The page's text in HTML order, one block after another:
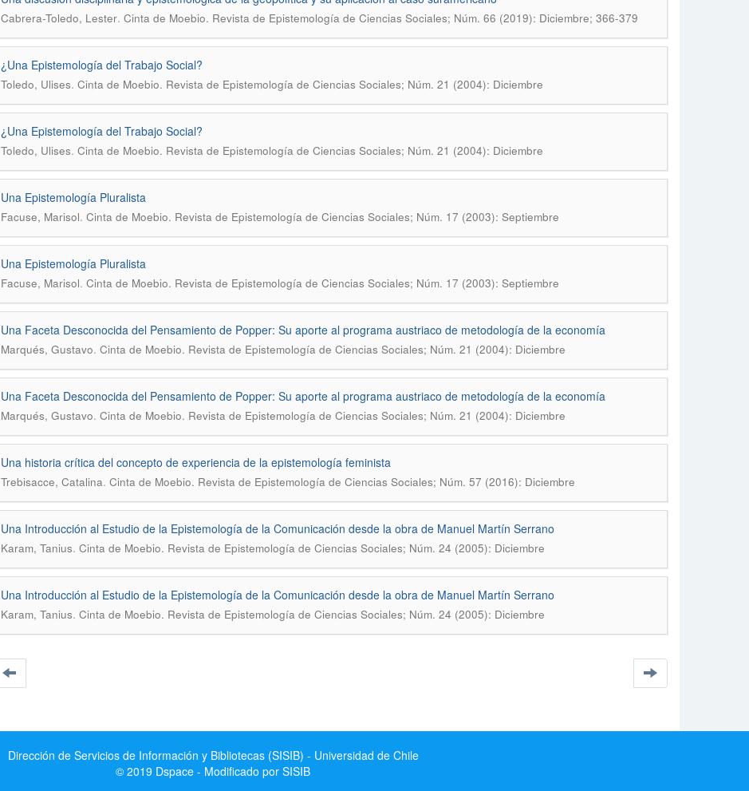
Cabrera-Toledo, Lester. Cinta de Moebio. Revista de Epistemología de Ciencias Sociales; Núm. 66 (2019): Diciembre; 366-379
¿Una Epistemología del Trabajo Social?
Toledo, Ulises. Cinta de Moebio. Revista de Epistemología de Ciencias Sociales; Núm. 21 (2004): Diciembre
¿Una Epistemología del Trabajo Social?
Toledo, Ulises. Cinta de Moebio. Revista de Epistemología de Ciencias Sociales; Núm. 21 (2004): Diciembre
Una Epistemología Pluralista
Facuse, Marisol. Cinta de Moebio. Revista de Epistemología de Ciencias Sociales; Núm. 17 (2003): Septiembre
Una Epistemología Pluralista
Facuse, Marisol. Cinta de Moebio. Revista de Epistemología de Ciencias Sociales; Núm. 17 (2003): Septiembre
Una Faceta Desconocida del Pensamiento de Popper: Su aporte al programa austriaco de metodología de la economía
Marqués, Gustavo. Cinta de Moebio. Revista de Epistemología de Ciencias Sociales; Núm. 21 (2004): Diciembre
Una Faceta Desconocida del Pensamiento de Popper: Su aporte al programa austriaco de metodología de la economía
Marqués, Gustavo. Cinta de Moebio. Revista de Epistemología de Ciencias Sociales; Núm. 21 (2004): Diciembre
Una historia crítica del concepto de experiencia de la epistemología feminista
Trebisacce, Catalina. Cinta de Moebio. Revista de Epistemología de Ciencias Sociales; Núm. 57 (2016): Diciembre
Una Introducción al Estudio de la Epistemología de la Comunicación desde la obra de Manuel Martín Serrano
Karam, Tanius. Cinta de Moebio. Revista de Epistemología de Ciencias Sociales; Núm. 24 (2005): Diciembre
Una Introducción al Estudio de la Epistemología de la Comunicación desde la obra de Manuel Martín Serrano
Karam, Tanius. Cinta de Moebio. Revista de Epistemología de Ciencias Sociales; Núm. 24 (2005): Diciembre
Dirección de Servicios de Información y Bibliotecas (SISIB) - Universidad de Chile
© 2019 Dspace - Modificado por SISIB